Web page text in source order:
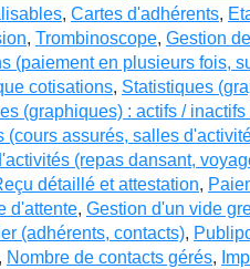
, Cartes d'adhérents,
, Trombinoscope, Gestion
(paiement en plusieurs fois,
cotisations, Statistiques
(graphiques) : actifs /
(cours assurés, salles
(repas dansant,
détaillé et attestation,
d'attente, Gestion d'un vide
(adhérents, contacts),
, Nombre de contacts gérés,